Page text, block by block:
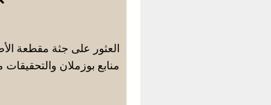
العثور على جثة مقطعة
منابع بوزملان